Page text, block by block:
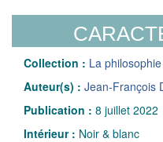
Collection : La
Auteur(s) : Jean-François
Publication : 8 juillet 2022
Intérieur : Noir & blanc